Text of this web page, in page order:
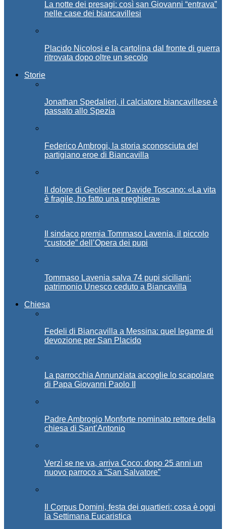
La notte dei presagi: così san Giovanni “entrava”
nelle case dei biancavillesi
Placido Nicolosi e la cartolina dal fronte di guerra
ritrovata dopo oltre un secolo
Storie
Jonathan Spedalieri, il calciatore biancavillese è
passato allo Spezia
Federico Ambrogi, la storia sconosciuta del
partigiano eroe di Biancavilla
Il dolore di Geolier per Davide Toscano: «La vita
è fragile, ho fatto una preghiera»
Il sindaco premia Tommaso Lavenia, il piccolo
“custode” dell’Opera dei pupi
Tommaso Lavenia salva 74 pupi siciliani:
patrimonio Unesco ceduto a Biancavilla
Chiesa
Fedeli di Biancavilla a Messina: quel legame di
devozione per San Placido
La parrocchia Annunziata accoglie lo scapolare
di Papa Giovanni Paolo II
Padre Ambrogio Monforte nominato rettore della
chiesa di Sant’Antonio
Verzì se ne va, arriva Coco: dopo 25 anni un
nuovo parroco a “San Salvatore”
Il Corpus Domini, festa dei quartieri: cosa è oggi
la Settimana Eucaristica